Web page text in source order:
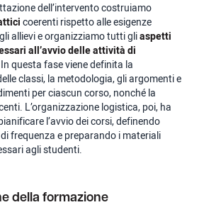
dell’intervento costruiamo
coerenti rispetto alle esigenze
allievi e organizziamo tutti gliaspetti
all’avvio delle attività di
questa fase viene definita la
classi, la metodologia, gli argomenti e
per ciascun corso, nonché la
L’organizzazione logistica, poi, ha
l’avvio dei corsi, definendo
frequenza e preparando i materiali
agli studenti.
della formazione